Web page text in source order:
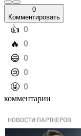
0
Комментировать
️👍 0
️🔥 0
️😄 0
️😢 0
️🤬 0
комментарии